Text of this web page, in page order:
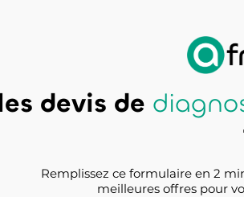
devis de
Remplissez ce formulaire en 2
meilleures offres pour